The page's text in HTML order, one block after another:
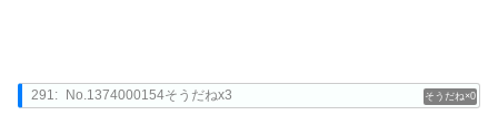
0
291: No.1374000154そうだねx3